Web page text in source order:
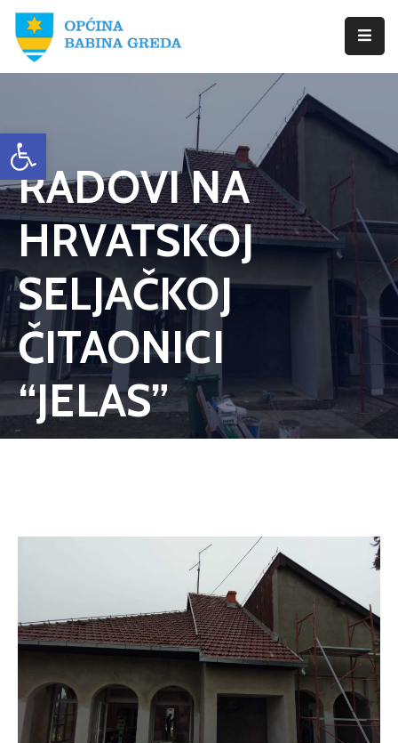
Open toolbar
Početna
Greda
Istražite
Novosti
Dokumenti
Izbori
Kontaktirajte
Nas
RADOVI NA
HRVATSKOJ
SELJAČKOJ
ČITAONICI
“JELAS”